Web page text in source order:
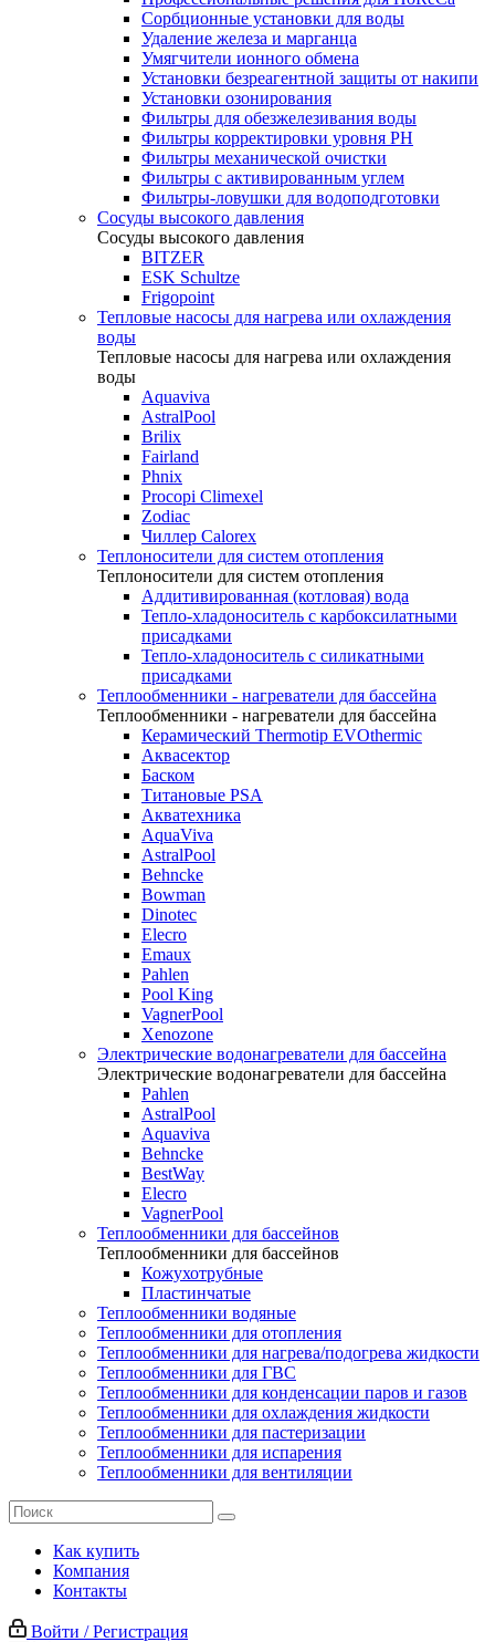
Сорбционные установки для воды
Удаление железа и марганца
Умягчители ионного обмена
Установки безреагентной защиты от накипи
Установки озонирования
Фильтры для обезжелезивания воды
Фильтры корректировки уровня PH
Фильтры механической очистки
Фильтры с активированным углем
Фильтры-ловушки для водоподготовки
Сосуды высокого давления
Сосуды высокого давления
BITZER
ESK Schultze
Frigopoint
Тепловые насосы для нагрева или охлаждения
воды
Тепловые насосы для нагрева или охлаждения
воды
Aquaviva
AstralPool
Brilix
Fairland
Phnix
Procopi Climexel
Zodiac
Чиллер Calorex
Теплоносители для систем отопления
Теплоносители для систем отопления
Аддитивированная (котловая) вода
Тепло-хладоноситель с карбоксилатными
присадками
Тепло-хладоноситель с силикатными
присадками
Теплообменники - нагреватели для бассейна
Теплообменники - нагреватели для бассейна
Керамический Thermotip EVOthermic
Аквасектор
Баском
Титановые PSA
Акватехника
AquaViva
AstralPool
Behncke
Bowman
Dinotec
Elecro
Emaux
Pahlen
Pool King
VagnerPool
Xenozone
Электрические водонагреватели для бассейна
Электрические водонагреватели для бассейна
Pahlen
AstralPool
Aquaviva
Behncke
BestWay
Elecro
VagnerPool
Теплообменники для бассейнов
Теплообменники для бассейнов
Кожухотрубные
Пластинчатые
Теплообменники водяные
Теплообменники для отопления
Теплообменники для нагрева/подогрева жидкости
Теплообменники для ГВС
Теплообменники для конденсации паров и газов
Теплообменники для охлаждения жидкости
Теплообменники для пастеризации
Теплообменники для испарения
Теплообменники для вентиляции
Как купить
Компания
Контакты
Войти / Регистрация